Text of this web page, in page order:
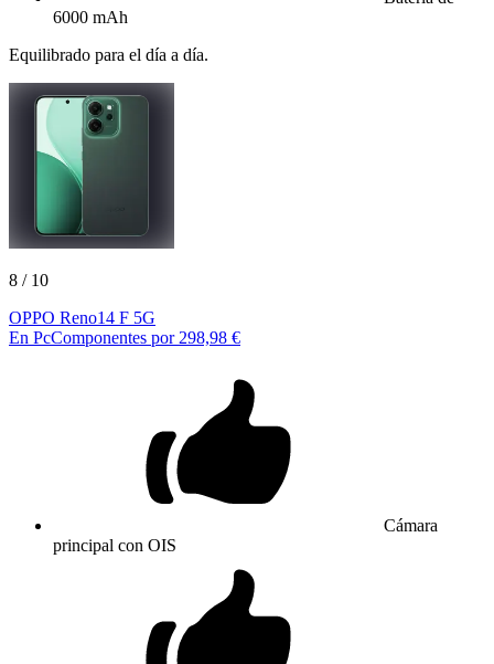
6000 mAh
Equilibrado para el día a día.
8 / 10
OPPO Reno14 F 5G
En PcComponentes por 298,98 €
Cámara
principal con OIS